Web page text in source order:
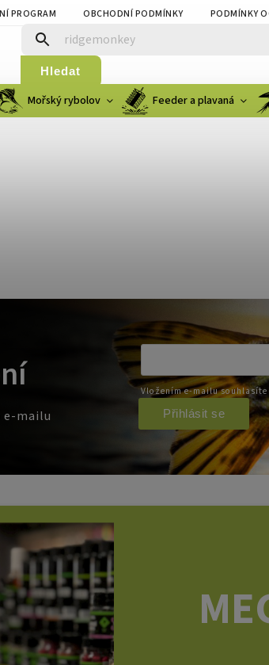
PROGRAM OBCHODNÍ PODMÍNKY PODMÍNKY
Hledat
Mořský rybolov Feeder a plavaná
e-mailu
Vložením e-mailu
Přihlásit se